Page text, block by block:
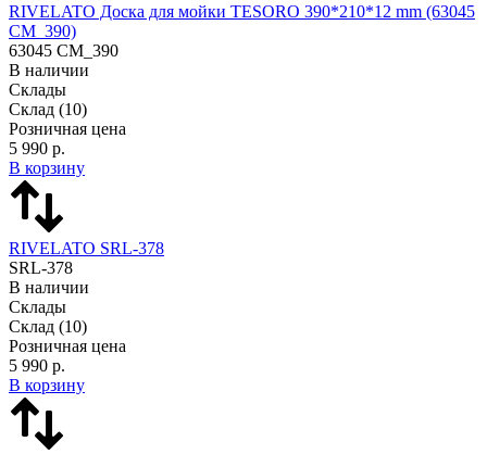
RIVELATO Доска для мойки TESORO 390*210*12 mm (63045
CM_390)
63045 CM_390
В наличии
Склады
Склад (10)
Розничная цена
5 990 р.
В корзину
RIVELATO SRL-378
SRL-378
В наличии
Склады
Склад (10)
Розничная цена
5 990 р.
В корзину